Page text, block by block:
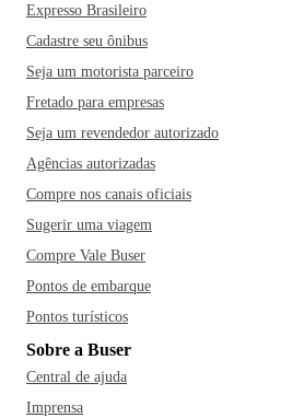
Expresso Brasileiro
Cadastre seu ônibus
Seja um motorista parceiro
Fretado para empresas
Seja um revendedor autorizado
Agências autorizadas
Compre nos canais oficiais
Sugerir uma viagem
Compre Vale Buser
Pontos de embarque
Pontos turísticos
Sobre a Buser
Central de ajuda
Imprensa